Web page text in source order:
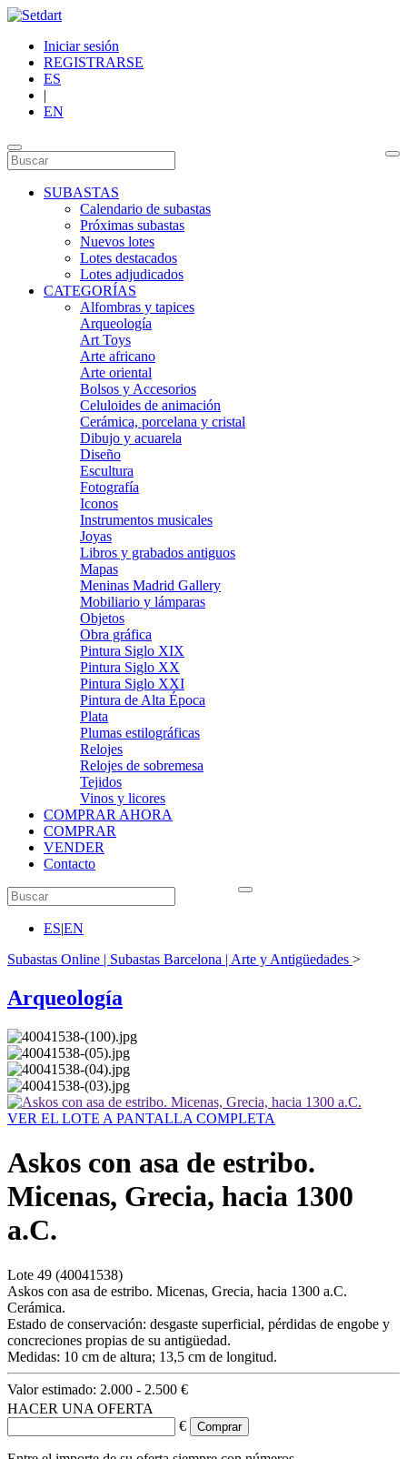
Iniciar sesión
REGISTRARSE
ES
|
EN
SUBASTAS
Calendario de subastas
Próximas subastas
Nuevos lotes
Lotes destacados
Lotes adjudicados
CATEGORÍAS
Alfombras y tapices
Arqueología
Art Toys
Arte africano
Arte oriental
Bolsos y Accesorios
Celuloides de animación
Cerámica, porcelana y cristal
Dibujo y acuarela
Diseño
Escultura
Fotografía
Iconos
Instrumentos musicales
Joyas
Libros y grabados antiguos
Mapas
Meninas Madrid Gallery
Mobiliario y lámparas
Objetos
Obra gráfica
Pintura Siglo XIX
Pintura Siglo XX
Pintura Siglo XXI
Pintura de Alta Época
Plata
Plumas estilográficas
Relojes
Relojes de sobremesa
Tejidos
Vinos y licores
COMPRAR AHORA
COMPRAR
VENDER
Contacto
ES|EN
Subastas Online | Subastas Barcelona | Arte y Antigüedades >
Arqueología
VER EL LOTE A PANTALLA COMPLETA
Askos con asa de estribo.
Micenas, Grecia, hacia 1300
a.C.
Lote 49 (40041538)
Askos con asa de estribo. Micenas, Grecia, hacia 1300 a.C.
Cerámica.
Estado de conservación: desgaste superficial, pérdidas de engobe y
concreciones propias de su antigüedad.
Medidas: 10 cm de altura; 13,5 cm de longitud.
Valor estimado: 2.000 - 2.500 €
HACER UNA OFERTA
€